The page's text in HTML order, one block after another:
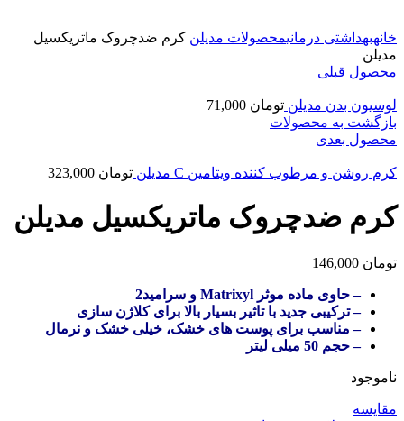
خانهبهداشتی درمانیمحصولات مدیلن کرم ضدچروک ماتریکسیل
مدیلن
محصول قبلی
لوسیون بدن مدیلن تومان
بازگشت به محصولات
محصول بعدی
کرم روشن و مرطوب کننده ویتامین C مدیلن تومان
کرم ضدچروک ماتریکسیل مدیلن
تومان
– حاوی ماده موثر Matrixyl و سرامید2
– ترکیبی جدید با تاثیر بسیار بالا برای کلاژن سازی
– مناسب برای پوست های خشک، خیلی خشک و نرمال
– حجم 50 میلی لیتر
ناموجود
مقایسه